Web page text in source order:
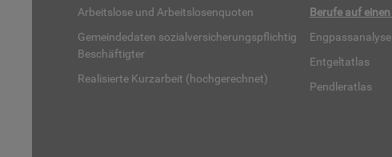
Ar­beits­lo­se und Ar­beits­lo­sen­quo­ten
Ge­mein­de­da­ten so­zi­al­ver­si­che­rungs­pflich­tig
Be­schäf­tig­ter
Rea­li­sier­te Kurz­ar­beit (hoch­ge­rech­net)
Be­ru­fe auf
Eng­pass­ana­ly­se
Ent­gel­t­at­las
Pend­ler­at­las